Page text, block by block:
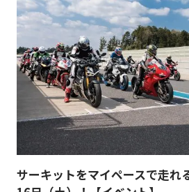
サーキットをマイペースで走れ